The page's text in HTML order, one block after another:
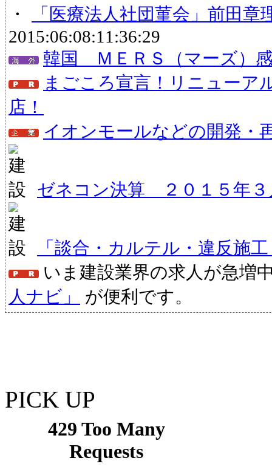
・
「医療法人社団菫会」前田章
2015:06:08:11:36:29
韓国 ＭＥＲＳ（マーズ）
まごころ宣言！リニューア
店！
イオンモールなどの開発・
ゼネコン決算 ２０１５年
「談合・カルテル・違反施
いま建設業界の求人が急増
人ナビ」
が便利です。
PICK UP